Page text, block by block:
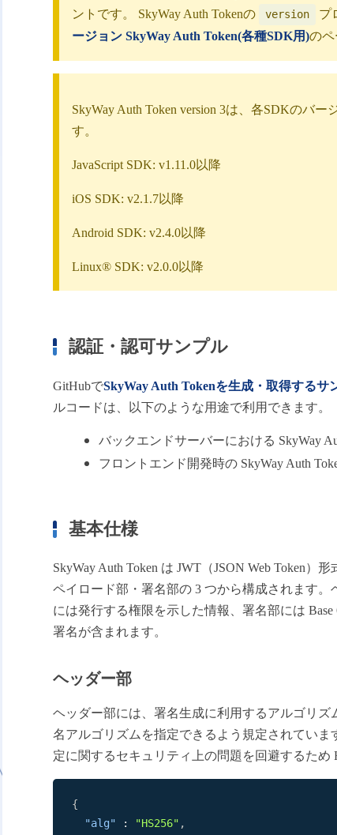
ントです。 SkyWay Auth Tokenの
version プ
ージョン SkyWay Auth Token(各種SDK用)のペ
SkyWay Auth Token version 3は、各SDKのバ
す。
JavaScript SDK: v1.11.0以降
iOS SDK: v2.1.7以降
Android SDK: v2.4.0以降
Linux®︎ SDK: v2.0.0以降
認証・認可サンプル
GitHubでSkyWay Auth Tokenを生成・取得するサ
ルコードは、以下のような用途で利用できます。
バックエンドサーバーにおける SkyWay
フロントエンド開発時の SkyWay Auth
基本仕様
SkyWay Auth Token は JWT（JSON Web Token）
ペイロード部・署名部の 3 つから構成されます
には発行する権限を示した情報、署名部には
署名が含まれます。
ヘッダー部
ヘッダー部には、署名生成に利用するアルゴリ
名アルゴリズムを指定できるよう規定されていま
定に関するセキュリティ上の問題を回避するため
{
"alg"
: "HS256" ,